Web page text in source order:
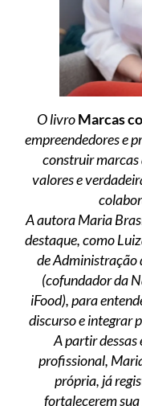
O livroMarcas
empreendedores e
construir marcas
valores e
A autora Maria
destaque, como
de Administração
(cofundador da
iFood), para
discurso e integrar
A partir
profissional,
própria, já
fortalecerem